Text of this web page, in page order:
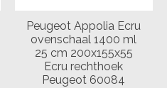
Peugeot Appolia Ecru
ovenschaal 1400 ml
25 cm 200x155x55
Ecru rechthoek
Peugeot 60084